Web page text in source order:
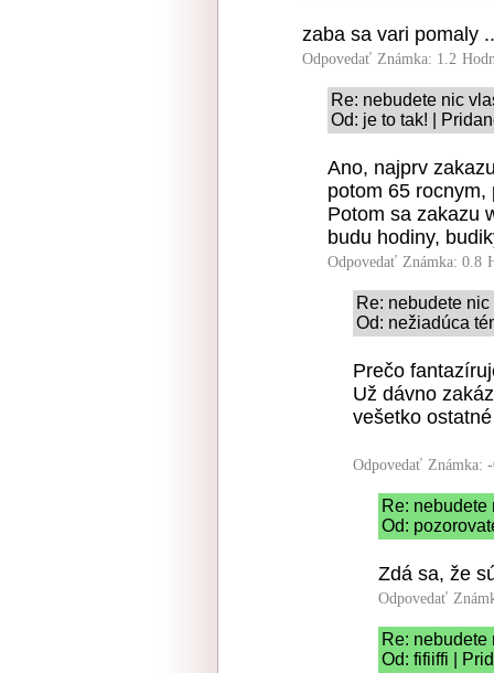
zaba sa vari pomaly
Odpovedať Známka: 1.2
Re: nebudete nic
Od: je to tak! |
Ano, najprv
potom 65 rocnym,
Potom sa zakazu
budu hodiny,
Odpovedať Známka: 0.8
Re: nebudete
Od: nežiadúca
Prečo
Už dávno
vešetko
Odpovedať Známka:
Re: nebudete
Od:
Zdá sa, že
Odpovedať
Re: nebudete
Od: fifiiffi |